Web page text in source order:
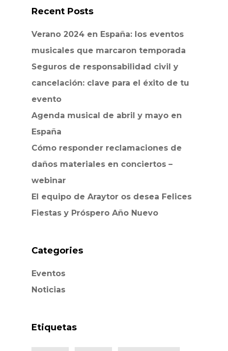
Recent Posts
Verano 2024 en España: los eventos
musicales que marcaron temporada
Seguros de responsabilidad civil y
cancelación: clave para el éxito de tu
evento
Agenda musical de abril y mayo en
España
Cómo responder reclamaciones de
daños materiales en conciertos –
webinar
El equipo de Araytor os desea Felices
Fiestas y Próspero Año Nuevo
Categories
Eventos
Noticias
Etiquetas